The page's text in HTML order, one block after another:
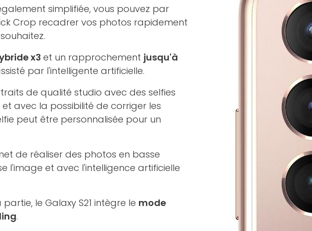
simplifiée, vous pouvez par
Crop recadrer vos photos rapidement
x3 et un rapprochement jusqu'à
par l'intelligente artificielle.
de qualité studio avec des selfies
avec la possibilité de corriger les
peut être personnalisée pour un
de réaliser des photos en basse
l'image et avec l'intelligence artificielle
le Galaxy S21 intègre le mode
.